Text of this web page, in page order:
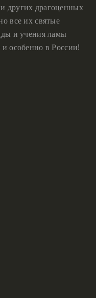
других драгоценных
все их святые
и учения ламы
особенно в России!